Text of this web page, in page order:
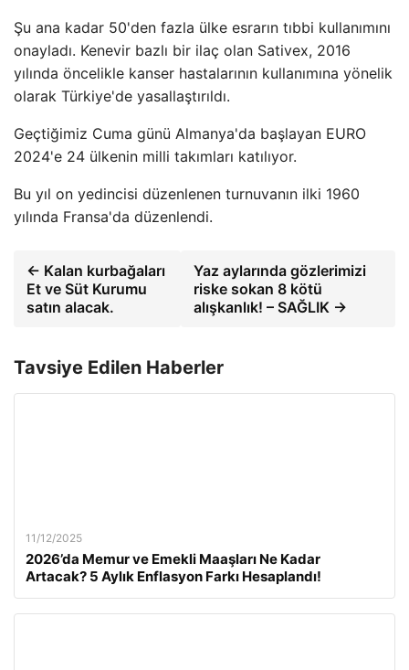
Şu ana kadar 50'den fazla ülke esrarın tıbbi kullanımını
onayladı. Kenevir bazlı bir ilaç olan Sativex, 2016
yılında öncelikle kanser hastalarının kullanımına yönelik
olarak Türkiye'de yasallaştırıldı.
Geçtiğimiz Cuma günü Almanya'da başlayan EURO
2024'e 24 ülkenin milli takımları katılıyor.
Bu yıl on yedincisi düzenlenen turnuvanın ilki 1960
yılında Fransa'da düzenlendi.
← Kalan kurbağaları
Et ve Süt Kurumu
satın alacak.
Yaz aylarında gözlerimizi
riske sokan 8 kötü
alışkanlık! – SAĞLIK →
Tavsiye Edilen Haberler
11/12/2025
2026’da Memur ve Emekli Maaşları Ne Kadar
Artacak? 5 Aylık Enflasyon Farkı Hesaplandı!